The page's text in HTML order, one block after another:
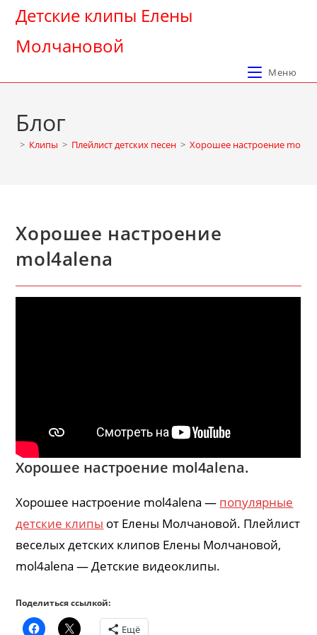
Перейти
содержимому
Детские клипы Елены
Молчановой
Меню
Блог
> Клипы > Плейлист детских песен > Хорошее настроение
Хорошее настроение
mol4alena
Хорошее настроение mol4alena.
Хорошее настроение mol4alena — популярные
детские клипы от Елены Молчановой. Плейлист
веселых детских клипов Елены Молчановой,
mol4alena — Детские видеоклипы.
Поделиться ссылкой:
Ещё